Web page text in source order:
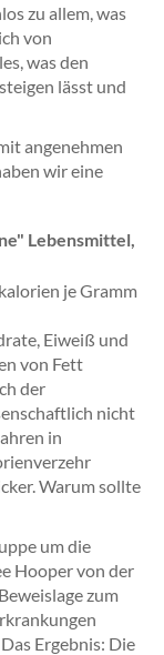
zu allem, was
von
was den
lässt und
angenehmen
wir eine
Lebensmittel,
je Gramm
Eiweiß und
von Fett
der
nicht
in
Warum sollte
um die
Hooper von der
zum
Ergebnis: Die